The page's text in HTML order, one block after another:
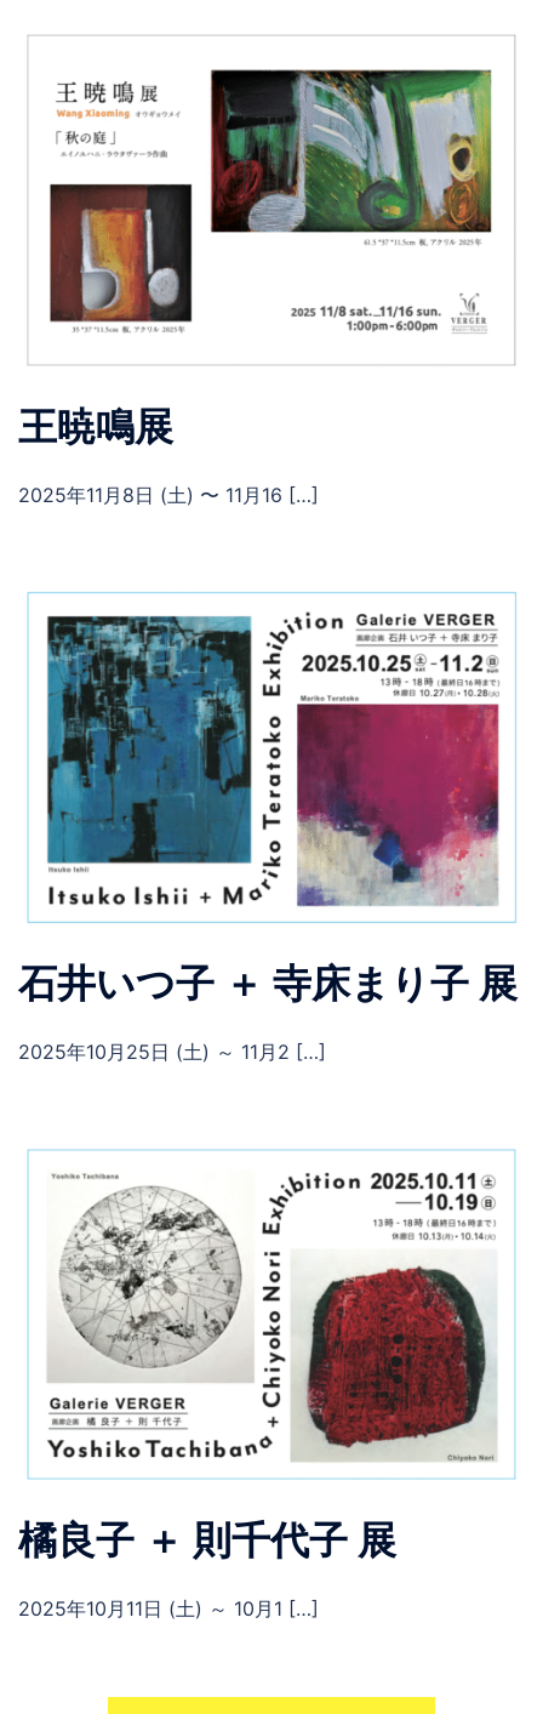
王暁鳴展
2025年11月8日 (土) 〜 11月16 […]
石井いつ子 ＋ 寺床まり子 展
2025年10月25日 (土) ～ 11月2 […]
橘良子 ＋ 則千代子 展
2025年10月11日 (土) ～ 10月1 […]